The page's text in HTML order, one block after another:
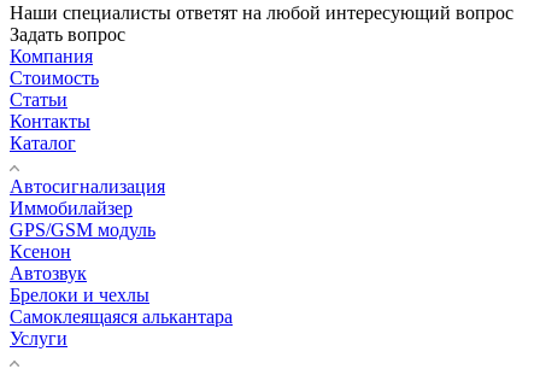
Наши специалисты ответят на любой интересующий вопрос
Задать вопрос
Компания
Стоимость
Статьи
Контакты
Каталог
Автосигнализация
Иммобилайзер
GPS/GSM модуль
Ксенон
Автозвук
Брелоки и чехлы
Самоклеящаяся алькантара
Услуги